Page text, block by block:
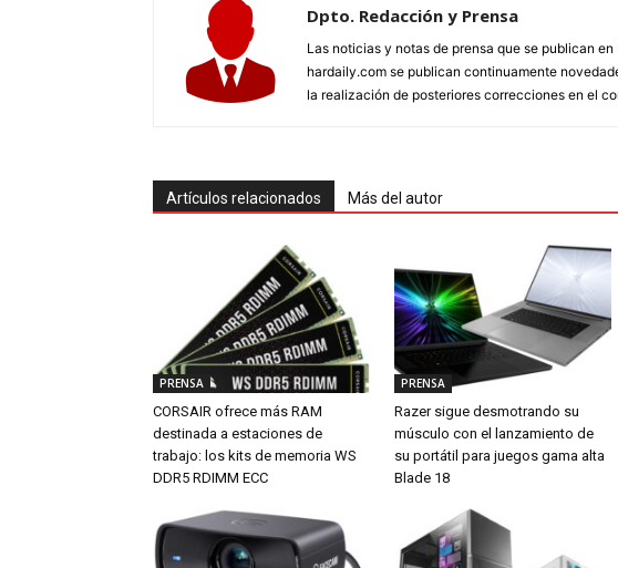
Dpto. Redacción y Prensa
Las noticias y notas de prensa que se publican
hardaily.com se publican continuamente
la realización de posteriores correcciones en el
Artículos relacionados Más del autor
PRENSA
CORSAIR ofrece más RAM
destinada a estaciones de
trabajo: los kits de memoria WS
DDR5 RDIMM ECC
PRENSA
Razer sigue desmotrando su
músculo con el lanzamiento de
su portátil para juegos gama alta
Blade 18